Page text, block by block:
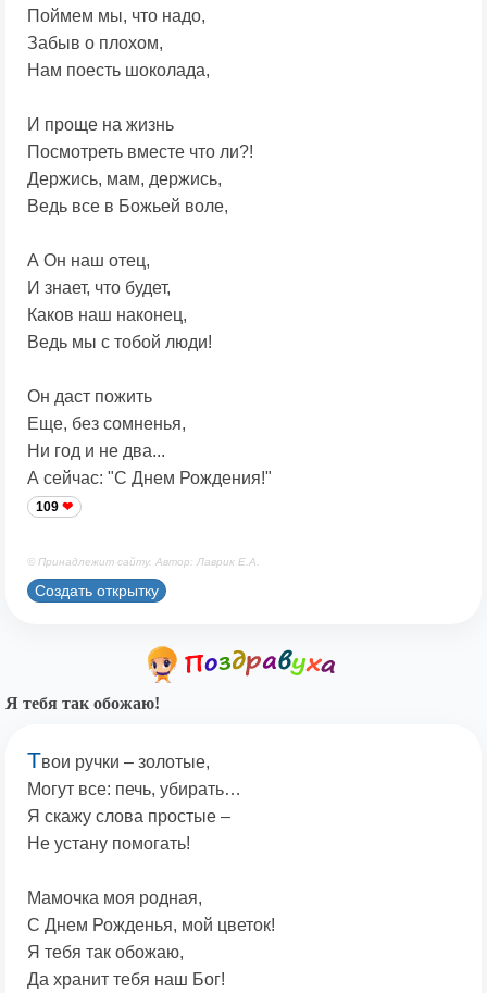
Поймем мы, что надо,
Забыв о плохом,
Нам поесть шоколада,
И проще на жизнь
Посмотреть вместе что ли?!
Держись, мам, держись,
Ведь все в Божьей воле,
А Он наш отец,
И знает, что будет,
Каков наш наконец,
Ведь мы с тобой люди!
Он даст пожить
Еще, без сомненья,
Ни год и не два...
А сейчас: "С Днем Рождения!"
109
© Принадлежит сайту. Автор: Лаврик Е.А.
Создать открытку
Я тебя так обожаю!
Твои ручки – золотые,
Могут все: печь, убирать…
Я скажу слова простые –
Не устану помогать!
Мамочка моя родная,
С Днем Рожденья, мой цветок!
Я тебя так обожаю,
Да хранит тебя наш Бог!